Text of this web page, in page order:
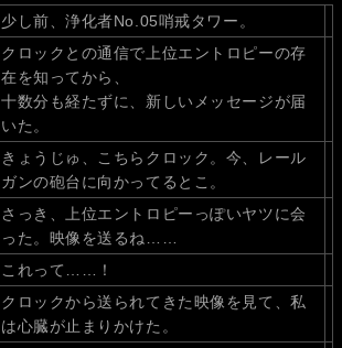
少し前、浄化者No.05哨戒タワー。
クロックとの通信で上位エントロピーの存
在を知ってから、
十数分も経たずに、新しいメッセージが届
いた。
きょうじゅ、こちらクロック。今、レール
ガンの砲台に向かってるとこ。
さっき、上位エントロピーっぽいヤツに会
った。映像を送るね……
これって……！
クロックから送られてきた映像を見て、私
は心臓が止まりかけた。